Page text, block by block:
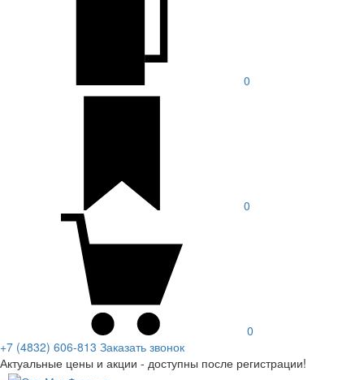
0
0
0
+7 (4832) 606-813 Заказать звонок
Актуальные цены и акции - доступны после регистрации!